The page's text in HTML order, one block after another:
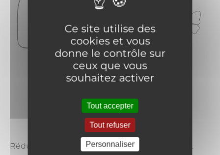
Réduction de 15% sur les frais de séance photo.
Ce site utilise des
cookies et vous
donne le contrôle sur
ceux que vous
souhaitez activer
Tout accepter
Tout refuser
Personnaliser